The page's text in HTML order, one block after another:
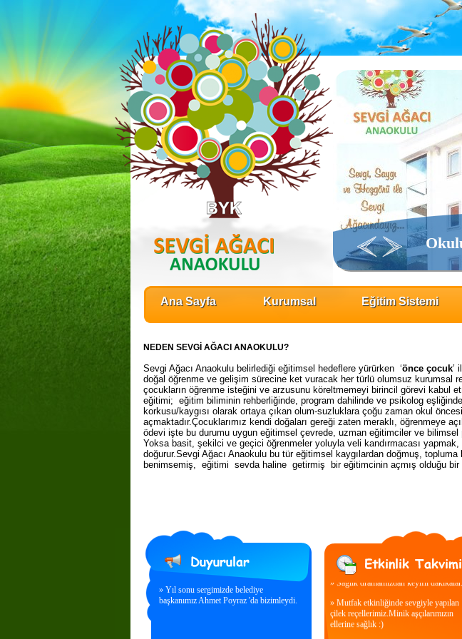
Ana Sayfa Kurumsal Eğitim Sistemi
NEDEN SEVGİ AĞACI ANAOKULU?
Sevgi Ağacı Anaokulu belirlediği eğitimsel hedeflere yürürken ‘önce çocuk’
doğal öğrenme ve gelişim sürecine ket vuracak her türlü olumsuz kurumsal
çocukların öğrenme isteğini ve arzusunu köreltmemeyi birincil görevi kabul
eğitimi; eğitim biliminin rehberliğinde, program dahilinde ve psikolog
korkusu/kaygısı olarak ortaya çıkan olum-suzluklara çoğu zaman okul
açmaktadır.Çocuklarımız kendi doğaları gereği zaten meraklı, öğrenmeye
ödevi işte bu durumu uygun eğitimsel çevrede, uzman eğitimciler ve
Yoksa basit, şekilci ve geçici öğrenmeler yoluyla veli kandırmacası yapmak,
doğurur.Sevgi Ağacı Anaokulu bu tür eğitimsel kaygılardan doğmuş, topluma
benimsemiş, eğitimi sevda haline getirmiş bir eğitimcinin açmış olduğu
» Yıl sonu sergimizde belediye
başkanımız Ahmet Poyraz 'da bizimleydi.
» Sağlık dramamızdan keyifli dakikalar...
çilek reçellerimiz.Minik aşçılarımızın
ellerine sağlık :)